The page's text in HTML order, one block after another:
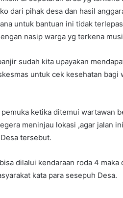
dari pihak desa dan hasil
untuk bantuan ini tidak
nasip warga yg terkena
sudah kita upayakan
untuk cek kesehatan bagi
ketika ditemui wartawan
meninjau lokasi ,agar jalan
tersebut.
dilalui kendaraan roda 4 maka
kata para sesepuh Desa.